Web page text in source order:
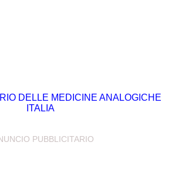
DELLE MEDICINE ANALOGICHE
ITALIA
PUBBLICITARIO